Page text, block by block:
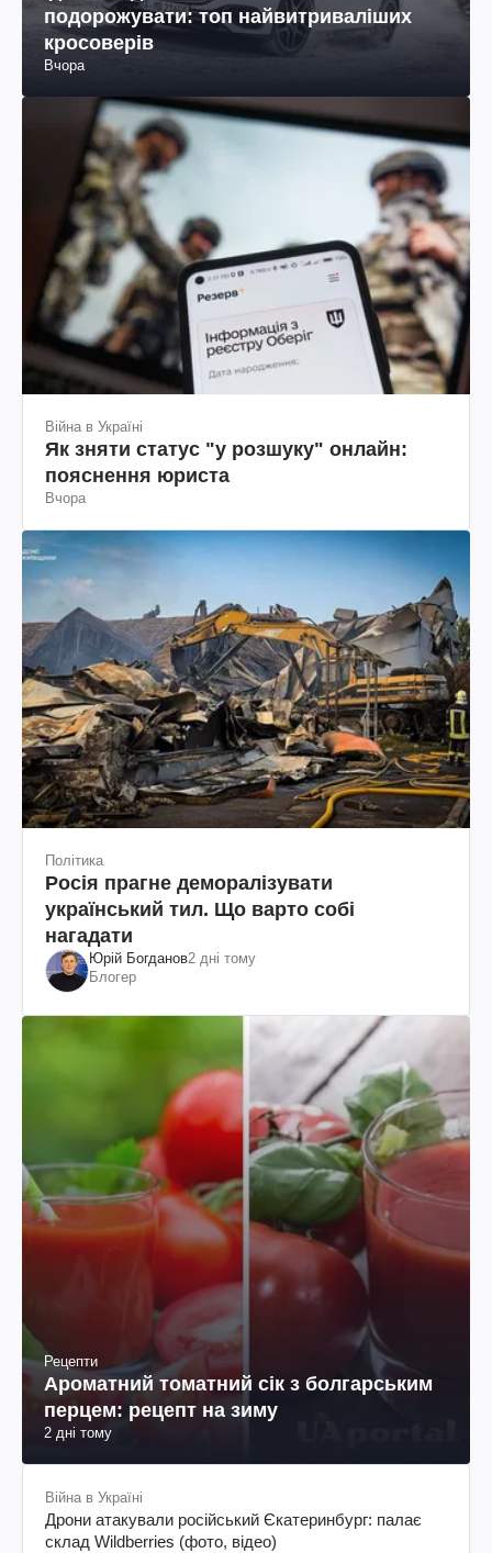
подорожувати: топ найвитриваліших
кросоверів
Вчора
Війна в Україні
Як зняти статус "у розшуку" онлайн:
пояснення юриста
Вчора
Політика
Росія прагне деморалізувати
український тил. Що варто собі
нагадати
Юрій Богданов2 дні тому
Блогер
Рецепти
Ароматний томатний сік з болгарським
перцем: рецепт на зиму
2 дні тому
Війна в Україні
Дрони атакували російський Єкатеринбург: палає
склад Wildberries (фото, відео)